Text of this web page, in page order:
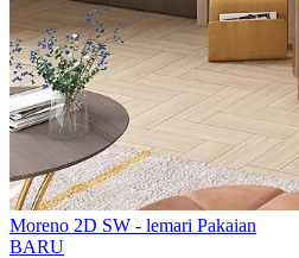
Moreno 2D SW - lemari Pakaian
BARU